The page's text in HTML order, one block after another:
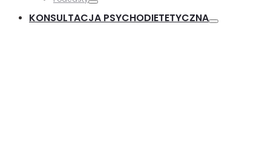
KONSULTACJA PSYCHODIETETYCZNA